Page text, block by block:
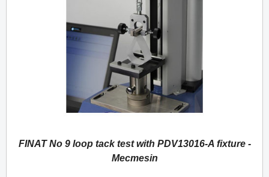
FINAT No 9 loop tack test with PDV13016-A fixture -
Mecmesin